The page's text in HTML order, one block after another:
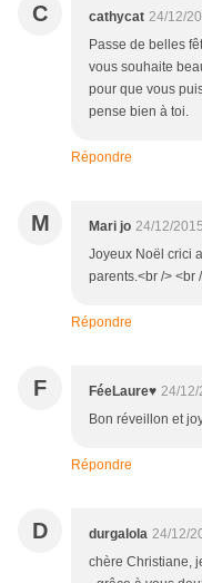
C cathycat 24/12/
Passe de belles
vous souhaite
pour que vous
pense bien à toi.
Répondre
M Mari jo 24/12/
Joyeux Noël crici
parents.<br /> <br
Répondre
F FéeLaure♥ 24/12/
Bon réveillon et
Répondre
D durgalola 24/12/
chère Christiane,